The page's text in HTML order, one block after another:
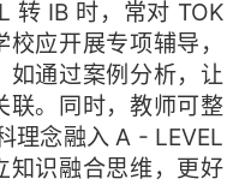
转 IB 时，常对 TOK
应开展专项辅导，
如通过案例分析，让
联。同时，教师可整
理念融入 A - LEVEL
知识融合思维，更好